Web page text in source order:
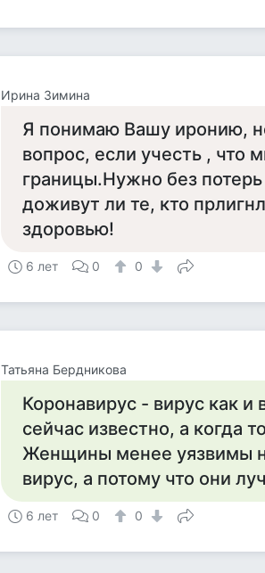
Ирина Зимина
Я понимаю Вашу иронию,
вопрос, если учесть , что
границы.Нужно без
доживут ли те, кто
здоровью!
6 лет 0 0
Татьяна Бердникова
Коронавирус - вирус как
сейчас известно, а когда
Женщины менее уязвимы
вирус, а потому что они
6 лет 0 0